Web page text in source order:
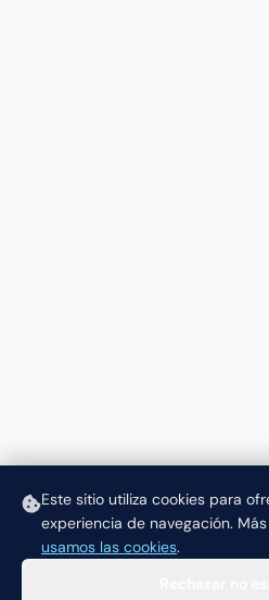
Este sitio utiliza cookies para
experiencia de navegación.
usamos las cookies.